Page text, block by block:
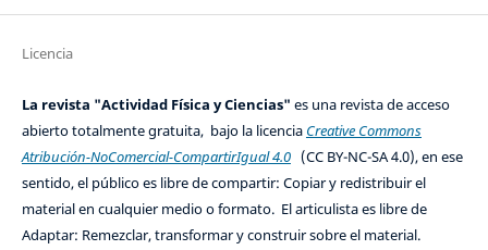
Licencia
La revista "Actividad Física y Ciencias" es una revista de acceso
abierto totalmente gratuita, bajo la licencia Creative Commons
Atribución-NoComercial-CompartirIgual 4.0(CC BY-NC-SA 4.0), en ese
sentido, el público es libre de compartir: Copiar y redistribuir el
material en cualquier medio o formato. El articulista es libre de
Adaptar: Remezclar, transformar y construir sobre el material.